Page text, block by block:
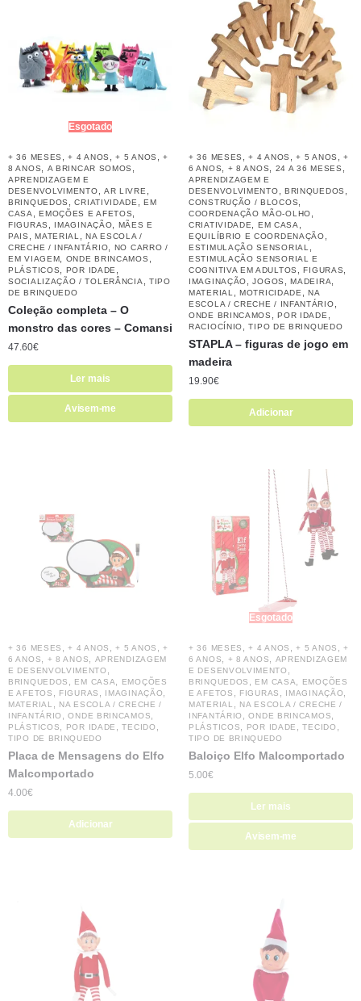
Esgotado
+ 36 MESES ,+ 4 ANOS ,+ 5 ANOS ,+
8 ANOS
A BRINCAR SOMOS
APRENDIZAGEM E
DESENVOLVIMENTO
AR LIVRE
BRINQUEDOS ,CRIATIVIDADE ,EM
CASA
,EMOÇÕES E AFETOS
FIGURAS IMAGINAÇÃO
MÃES E
PAIS
,MATERIAL ,NA ESCOLA /
CRECHE / INFANTÁRIO
NO CARRO /
EM VIAGEM
ONDE BRINCAMOS
PLÁSTICOS POR IDADE
SOCIALIZAÇÃO / TOLERÂNCIA
TIPO
DE BRINQUEDO
Coleção completa – O
monstro das cores – Comansi
47.60€
Ler mais
Avisem-me
+ 36 MESES ,+ 4 ANOS ,+ 5 ANOS ,+
6 ANOS
+ 8 ANOS 24 A 36 MESES
APRENDIZAGEM E
DESENVOLVIMENTO
BRINQUEDOS
CONSTRUÇÃO / BLOCOS
COORDENAÇÃO MÃO-OLHO
CRIATIVIDADE EM CASA
EQUILÍBRIO E COORDENAÇÃO
ESTIMULAÇÃO SENSORIAL
ESTIMULAÇÃO SENSORIAL E
COGNITIVA EM ADULTOS
,FIGURAS
IMAGINAÇÃO ,JOGOS ,MADEIRA
MATERIAL ,MOTRICIDADE ,NA
ESCOLA / CRECHE / INFANTÁRIO
ONDE BRINCAMOS ,POR IDADE
RACIOCÍNIO ,TIPO DE BRINQUEDO
STAPLA – figuras de jogo em
madeira
19.90€
Adicionar
+ 36 MESES ,+ 4 ANOS ,+ 5 ANOS ,+
6 ANOS
+ 8 ANOS
APRENDIZAGEM
E DESENVOLVIMENTO
BRINQUEDOS EM CASA
EMOÇÕES
E AFETOS
FIGURAS IMAGINAÇÃO
MATERIAL
NA ESCOLA / CRECHE /
INFANTÁRIO
,ONDE BRINCAMOS
PLÁSTICOS POR IDADE ,TECIDO
TIPO DE BRINQUEDO
Placa de Mensagens do Elfo
Malcomportado
4.00€
Adicionar
Esgotado
+ 36 MESES ,+ 4 ANOS ,+ 5 ANOS ,+
6 ANOS
+ 8 ANOS
APRENDIZAGEM
E DESENVOLVIMENTO
BRINQUEDOS EM CASA
EMOÇÕES
E AFETOS
FIGURAS IMAGINAÇÃO
MATERIAL
NA ESCOLA / CRECHE /
INFANTÁRIO
,ONDE BRINCAMOS
PLÁSTICOS POR IDADE ,TECIDO
TIPO DE BRINQUEDO
Baloiço Elfo Malcomportado
5.00€
Ler mais
Avisem-me